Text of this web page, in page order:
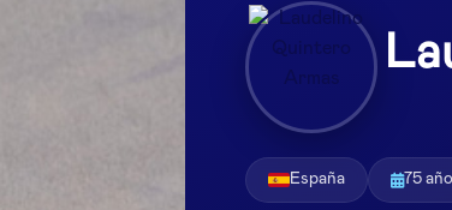
España 75